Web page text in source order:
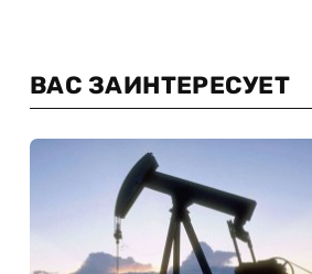
ВАС ЗАИНТЕРЕСУЕТ